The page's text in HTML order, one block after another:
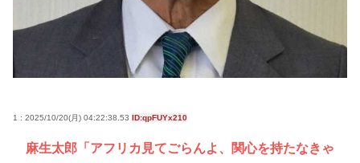
1 : 2025/10/20(月) 04:22:38.53 ID:qpFUYx210
麻生太郎「アフリカ見てごらんよ、関心を持たなきゃ